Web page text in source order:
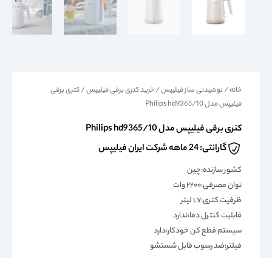
خانه/نوشیدنی ساز فیلیپس/خرید کتری برقی فیلیپس/ کتری برقی
فیلیپس مدل Philips hd9365/10
کتری برقی فیلیپس مدل Philips hd9365/10
گارانتی: 24 ماهه شرکت ایران فیلیپس
کشور سازنده:چین
توان مصرفی:۲۲۰۰ وات
ظرفیت کتری:۱.۷ لیتر
قابلیت کنترل دما:ندارد
سیستم قطع کن خودکار:دارد
فیلتر:ضد رسوب قابل شستشو